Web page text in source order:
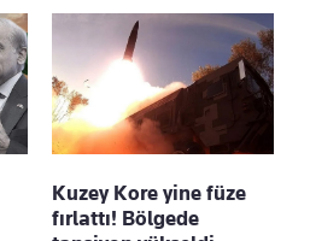
Kuzey Kore yine füze
fırlattı! Bölgede